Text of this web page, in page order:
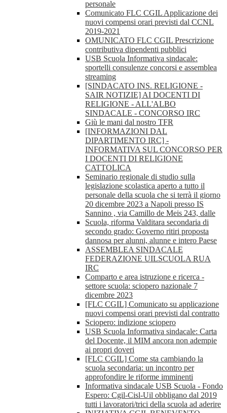
personale
Comunicato FLC CGIL Applicazione dei
nuovi compensi orari previsti dal CCNL
2019-2021
OMUNICATO FLC CGIL Prescrizione
contributiva dipendenti pubblici
USB Scuola Informativa sindacale:
sportelli consulenze concorsi e assemblea
streaming
[SINDACATO INS. RELIGIONE -
SAIR NOTIZIE] AI DOCENTI DI
RELIGIONE - ALL'ALBO
SINDACALE - CONCORSO IRC
Giù le mani dal nostro TFR
[INFORMAZIONI DAL
DIPARTIMENTO IRC] -
INFORMATIVA SUL CONCORSO PER
I DOCENTI DI RELIGIONE
CATTOLICA
Seminario regionale di studio sulla
legislazione scolastica aperto a tutto il
personale della scuola che si terrà il giorno
20 dicembre 2023 a Napoli presso IS
Sannino , via Camillo de Meis 243, dalle
Scuola, riforma Valditara secondaria di
secondo grado: Governo ritiri proposta
dannosa per alunni, alunne e intero Paese
ASSEMBLEA SINDACALE
FEDERAZIONE UILSCUOLA RUA
IRC
Comparto e area istruzione e ricerca -
settore scuola: sciopero nazionale 7
dicembre 2023
[FLC CGIL] Comunicato su applicazione
nuovi compensi orari previsti dal contratto
Sciopero: indizione sciopero
USB Scuola Informativa sindacale: Carta
del Docente, il MIM ancora non adempie
ai propri doveri
[FLC CGIL] Come sta cambiando la
scuola secondaria: un incontro per
approfondire le riforme imminenti
Informativa sindacale USB Scuola - Fondo
Espero: Cgil-Cisl-Uil obbligano dal 2019
tutti i lavoratori/trici della scuola ad aderire